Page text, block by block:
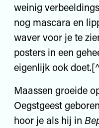
weinig
nog mascara en
waver voor je te
posters in een
eigenlijk ook
Maassen groeide
Oegstgeest
hoor je als hij in